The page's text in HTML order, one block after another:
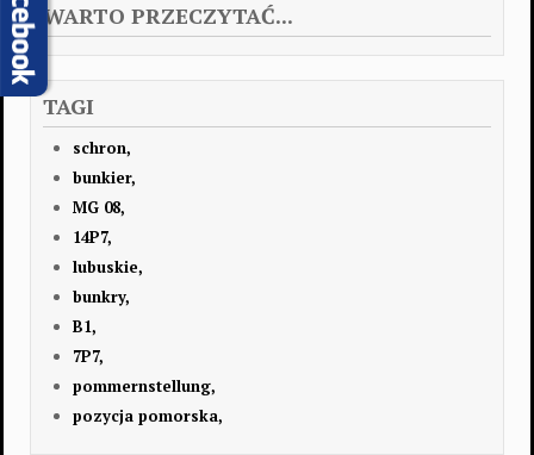
WARTO PRZECZYTAĆ...
TAGI
schron,
bunkier,
MG 08,
14P7,
lubuskie,
bunkry,
B1,
7P7,
pommernstellung,
pozycja pomorska,